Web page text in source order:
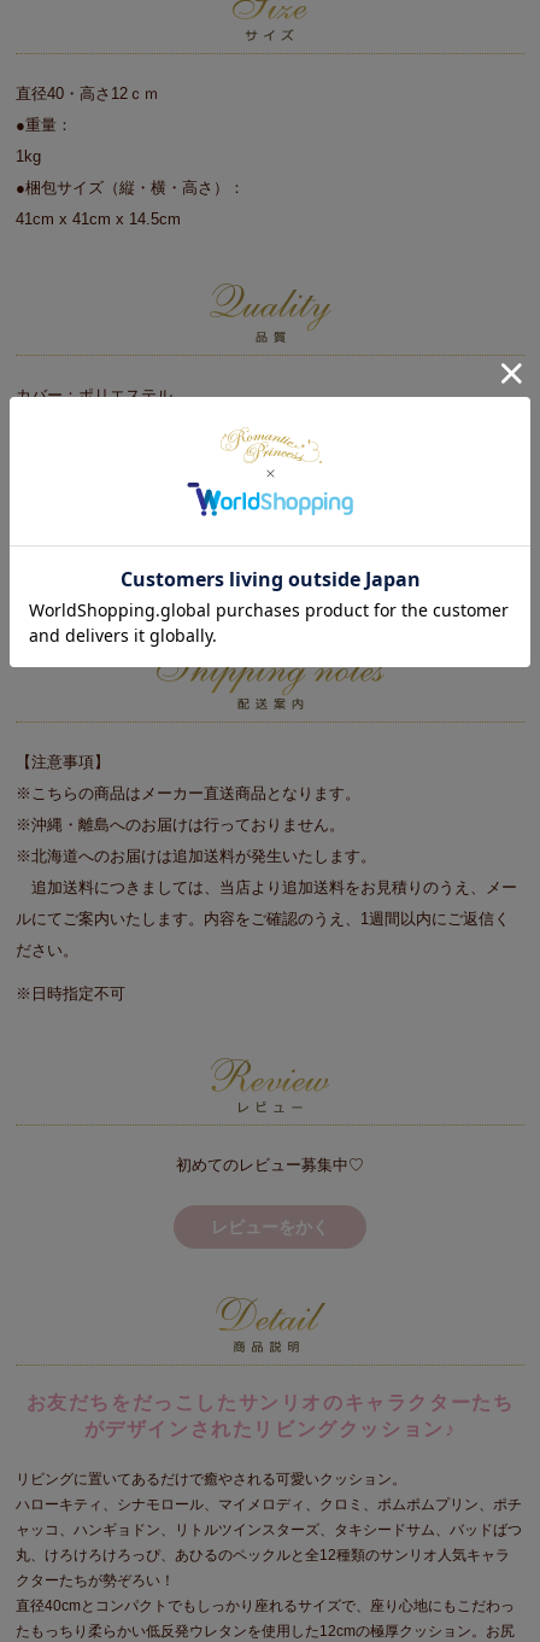
直径40・高さ12ｃｍ
●重量：
1kg
●梱包サイズ（縦・横・高さ）：
41cm x 41cm x 14.5cm
カバー：ポリエステル
中身：低反発ウレタン、チップウレタン
※カバーのみ（本体は洗えません）
※メーカーお届け品
【注意事項】
※こちらの商品はメーカー直送商品となります。
※沖縄・離島へのお届けは行っておりません。
※北海道へのお届けは追加送料が発生いたします。
追加送料につきましては、当店より追加送料をお見積りのうえ、メー
ルにてご案内いたします。内容をご確認のうえ、1週間以内にご返信く
ださい。
※日時指定不可
初めてのレビュー募集中♡
レビューをかく
お友だちをだっこしたサンリオのキャラクターたち
がデザインされたリビングクッション♪
リビングに置いてあるだけで癒やされる可愛いクッション。
ハローキティ、シナモロール、マイメロディ、クロミ、ポムポムプリン、ポチ
ャッコ、ハンギョドン、リトルツインスターズ、タキシードサム、バッドばつ
丸、けろけろけろっぴ、あひるのペックルと全12種類のサンリオ人気キャラ
クターたちが勢ぞろい！
直径40cmとコンパクトでもしっかり座れるサイズで、座り心地にもこだわっ
たもっちり柔らかい低反発ウレタンを使用した12cmの極厚クッション。お尻